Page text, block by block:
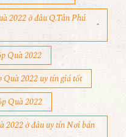
2022 ở đâu Q.Tân Phú
Quà 2022
2022 uy tín giá tốt
Quà 2022
2022 ở đâu uy tín Nơi bán